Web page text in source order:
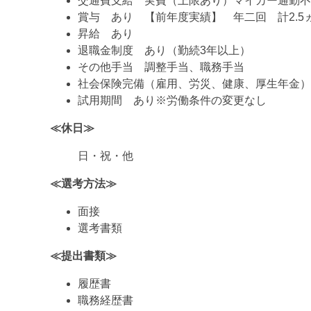
賞与 あり 【前年度実績】 年二回 計2.5
昇給 あり
退職金制度 あり（勤続3年以上）
その他手当 調整手当、職務手当
社会保険完備（雇用、労災、健康、厚生年金）
試用期間 あり※労働条件の変更なし
≪休日≫
日・祝・他
≪選考方法≫
面接
選考書類
≪提出書類≫
履歴書
職務経歴書